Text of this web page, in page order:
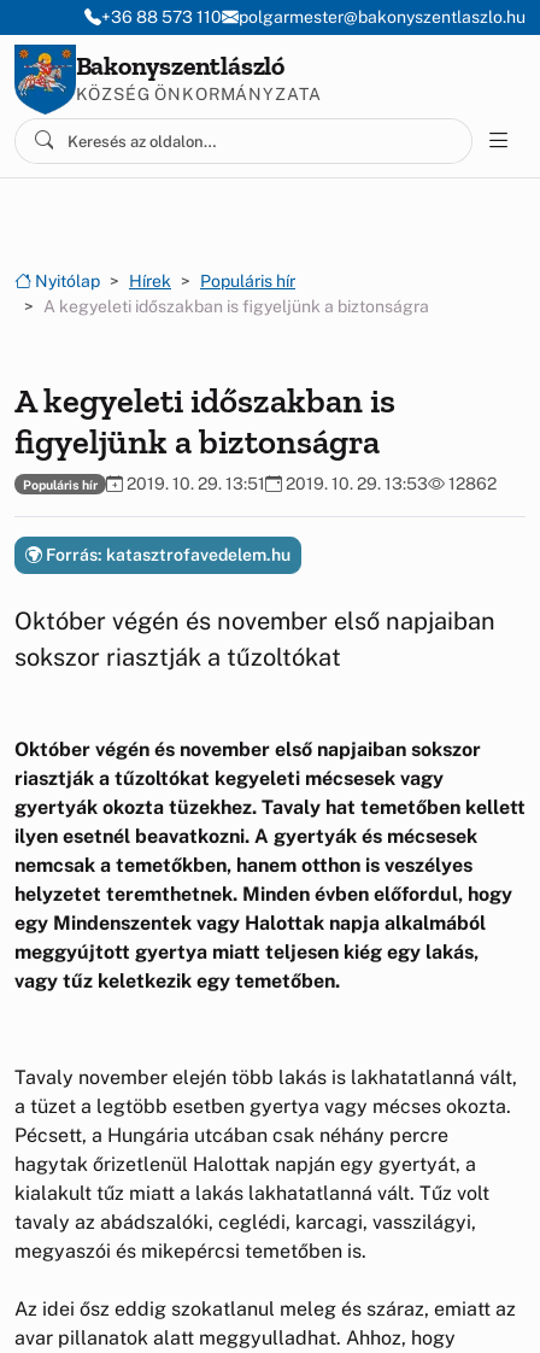
Ugrás a menüre
Ugrás a tartalomra
+36 88 573 110 polgarmester@bakonyszentlaszlo.hu
Bakonyszentlászló
KÖZSÉG ÖNKORMÁNYZATA
Nyitólap Hírek
Populáris hír
A kegyeleti időszakban is figyeljünk a biztonságra
A kegyeleti időszakban is
figyeljünk a biztonságra
Populáris hír 2019. 10. 29. 13:51 2019. 10. 29. 13:53 12862
Forrás: katasztrofavedelem.hu
Október végén és november első napjaiban
sokszor riasztják a tűzoltókat
Október végén és november első napjaiban sokszor
riasztják a tűzoltókat kegyeleti mécsesek vagy
gyertyák okozta tüzekhez. Tavaly hat temetőben kellett
ilyen esetnél beavatkozni. A gyertyák és mécsesek
nemcsak a temetőkben, hanem otthon is veszélyes
helyzetet teremthetnek. Minden évben előfordul, hogy
egy Mindenszentek vagy Halottak napja alkalmából
meggyújtott gyertya miatt teljesen kiég egy lakás,
vagy tűz keletkezik egy temetőben.
Tavaly november elején több lakás is lakhatatlanná vált,
a tüzet a legtöbb esetben gyertya vagy mécses okozta.
Pécsett, a Hungária utcában csak néhány percre
hagytak őrizetlenül Halottak napján egy gyertyát, a
kialakult tűz miatt a lakás lakhatatlanná vált. Tűz volt
tavaly az abádszalóki, ceglédi, karcagi, vasszilágyi,
megyaszói és mikepércsi temetőben is.
Az idei ősz eddig szokatlanul meleg és száraz, emiatt az
avar pillanatok alatt meggyulladhat. Ahhoz, hogy